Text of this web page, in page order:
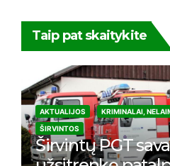
Taip pat skaitykite
AKTUALIJOS KRIMINALAI,
ŠIRVINTOS
Širvintų PGT